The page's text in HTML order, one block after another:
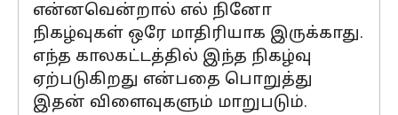
என்னவென்றால் எல் நினோ
நிகழ்வுகள் ஒரே மாதிரியாக இருக்காது.
எந்த காலகட்டத்தில் இந்த நிகழ்வு
ஏற்படுகிறது என்பதை பொறுத்து
இதன் விளைவுகளும் மாறுபடும்.